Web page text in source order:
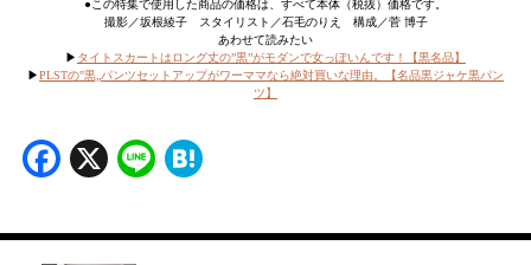
●この特集で使用した商品の価格は、すべて本体（税抜）価格です。
撮影／坂根綾子 スタイリスト／石毛のりえ 構成／菅 博子
あわせて読みたい
▶︎ タイトスカートはロング丈の”黒”がモダンで女っぽいんです！【黒名品】
▶︎PLSTの‟黒„パンツセットアップがワーママなら絶対買いな理由。【名品黒ジャケ黒パン
ツ】
Facebook
X Line